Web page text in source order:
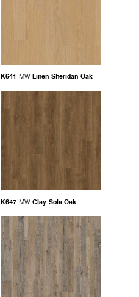
K641 MW Linen Sheridan Oak
K647 MW Clay Sola Oak